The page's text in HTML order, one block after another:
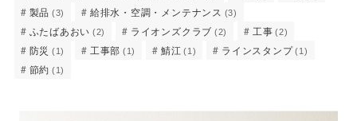
製品 (3) 給排水・空調・メンテナンス (3)
ふたばあおい (2) ライオンズクラブ (2) 工事 (2)
防災 (1) 工事部 (1) 鯖江 (1) ラインスタンプ (1)
節約 (1)